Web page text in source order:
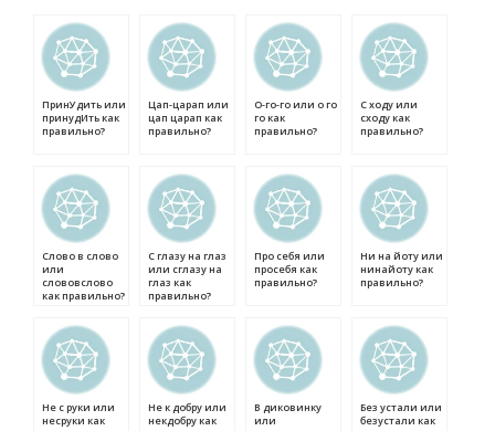
ПринУдить или
принудИть как
правильно?
Цап-царап или
цап царап как
правильно?
О-го-го или о го
го как
правильно?
С ходу или
сходу как
правильно?
Слово в слово
или
слововслово
как правильно?
С глазу на глаз
или сглазу на
глаз как
правильно?
Про себя или
просебя как
правильно?
Ни на йоту или
нинайоту как
правильно?
Не с руки или
несруки как
Не к добру или
некдобру как
В диковинку
или
Без устали или
безустали как